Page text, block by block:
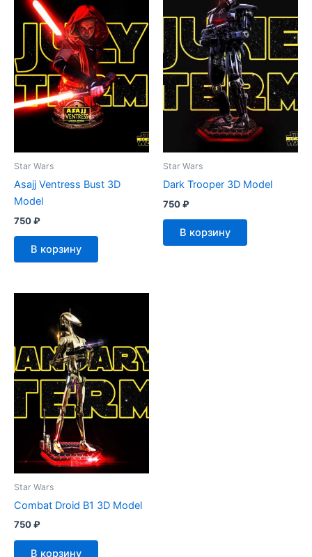
Star Wars
Asajj Ventress Bust 3D
Model
750₽
В корзину
Star Wars
Dark Trooper 3D Model
750₽
В корзину
Star Wars
Combat Droid B1 3D Model
750₽
В корзину